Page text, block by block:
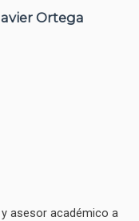
Ortega
asesor académico a